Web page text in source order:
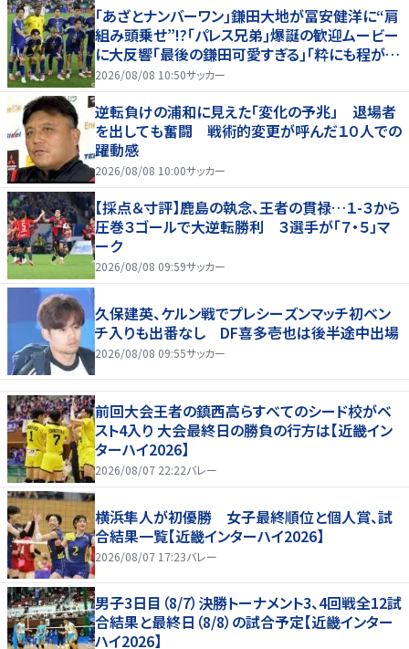
｢あざとナンバーワン｣鎌田大地が冨安健洋に“肩
組み頭乗せ”!?｢パレス兄弟｣爆誕の歓迎ムービー
に大反響｢最後の鎌田可愛すぎる｣｢粋にも程があ
る！」
2026/08/08 10:50サッカー
逆転負けの浦和に見えた「変化の予兆」 退場者
を出しても奮闘 戦術的変更が呼んだ１０人での
躍動感
2026/08/08 10:00サッカー
【採点＆寸評】鹿島の執念、王者の貫禄…１-３から
圧巻３ゴールで大逆転勝利 ３選手が「７・５」マ
ーク
2026/08/08 09:59サッカー
久保建英、ケルン戦でプレシーズンマッチ初ベン
チ入りも出番なし DF喜多壱也は後半途中出場
2026/08/08 09:55サッカー
前回大会王者の鎮西高らすべてのシード校がベ
スト4入り 大会最終日の勝負の行方は【近畿イン
ターハイ2026】
2026/08/07 22:22バレー
横浜隼人が初優勝 女子最終順位と個人賞、試
合結果一覧【近畿インターハイ2026】
2026/08/07 17:23バレー
男子3日目（8/7）決勝トーナメント3、4回戦全12試
合結果と最終日（8/8）の試合予定【近畿インター
ハイ2026】